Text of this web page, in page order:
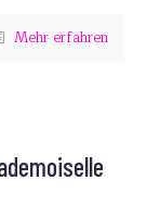
Mehr erfahren